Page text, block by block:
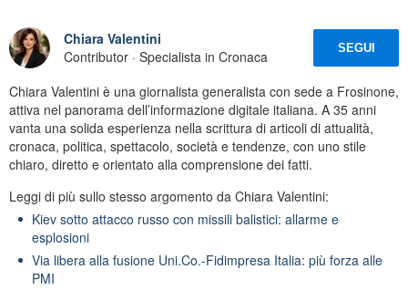
Chiara Valentini
Contributor · Specialista in Cronaca
SEGUI
Chiara Valentini è una giornalista generalista con sede a Frosinone,
attiva nel panorama dell’informazione digitale italiana. A 35 anni
vanta una solida esperienza nella scrittura di articoli di attualità,
cronaca, politica, spettacolo, società e tendenze, con uno stile
chiaro, diretto e orientato alla comprensione dei fatti.
Leggi di più sullo stesso argomento da Chiara Valentini:
Kiev sotto attacco russo con missili balistici: allarme e
esplosioni
Via libera alla fusione Uni.Co.-Fidimpresa Italia: più forza alle
PMI